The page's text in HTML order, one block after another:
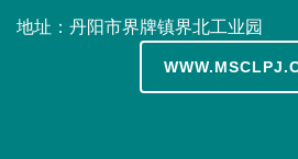
地址：丹阳市界牌镇界北工业园